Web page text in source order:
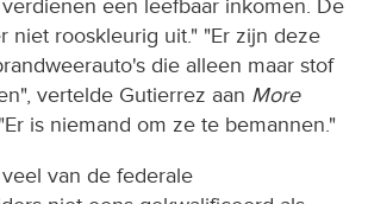
een leefbaar inkomen. De
niet rooskleurig uit." "Er zijn deze
die alleen maar stof
vertelde Gutierrez aan More
is niemand om ze te bemannen."
van de federale